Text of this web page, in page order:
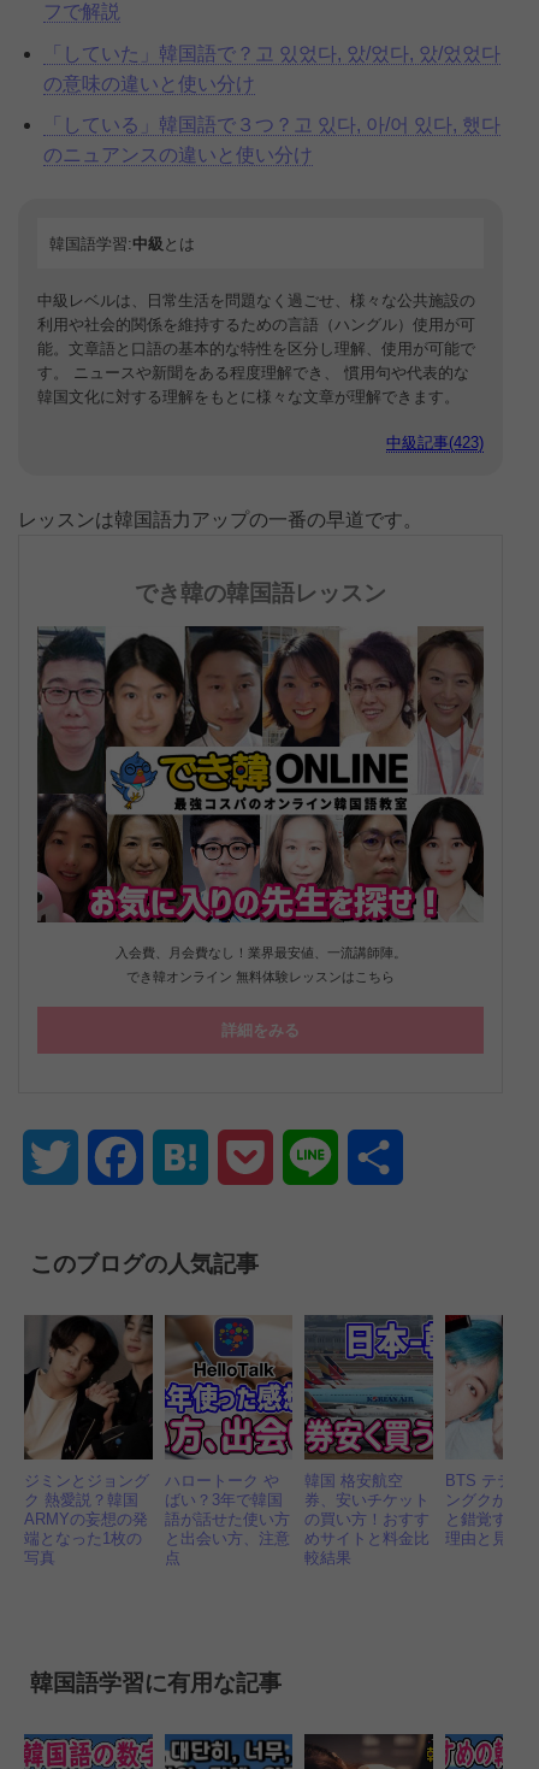
フで解説
「していた」韓国語で？고 있었다, 았/었다, 았/었었다
の意味の違いと使い分け
「している」韓国語で３つ？고 있다, 아/어 있다, 했다
のニュアンスの違いと使い分け
韓国語学習:中級 とは
中級レベルは、日常生活を問題なく過ごせ、様々な公共施設の
利用や社会的関係を維持するための言語（ハングル）使用が可
能。文章語と口語の基本的な特性を区分し理解、使用が可能で
す。 ニュースや新聞をある程度理解でき、 慣用句や代表的な
韓国文化に対する理解をもとに様々な文章が理解できます。
中級記事(423)
レッスンは韓国語力アップの一番の早道です。
でき韓の韓国語レッスン
入会費、月会費なし！業界最安値、一流講師陣。
でき韓オンライン 無料体験レッスンはこちら
詳細をみる
Twitter FacebookHatena Pocket Line
このブログの人気記事
ジミンとジョング
ク 熱愛説？韓国
ARMYの妄想の発
端となった1枚の
写真
ハロートーク や
ばい？3年で韓国
語が話せた使い方
と出会い方、注意
点
韓国 格安航空
券、安いチケット
の買い方！おすす
めサイトと料金比
較結果
BTS テテと
ングクが似
と錯覚する
理由と見分
韓国語学習に有用な記事